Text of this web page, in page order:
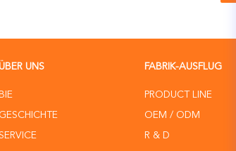
ÜBER UNS
BIE
GESCHICHTE
SERVICE
FABRIK-AUSFLUG
PRODUCT LINE
OEM / ODM
R & D